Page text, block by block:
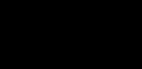
PTT, Caltex, PT และ
วใช้พื้นที่น้อย เหมาะกับสถานี